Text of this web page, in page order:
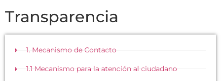
Transparencia
1. Mecanismo de Contacto
1.1 Mecanismo para la atención al ciudadano